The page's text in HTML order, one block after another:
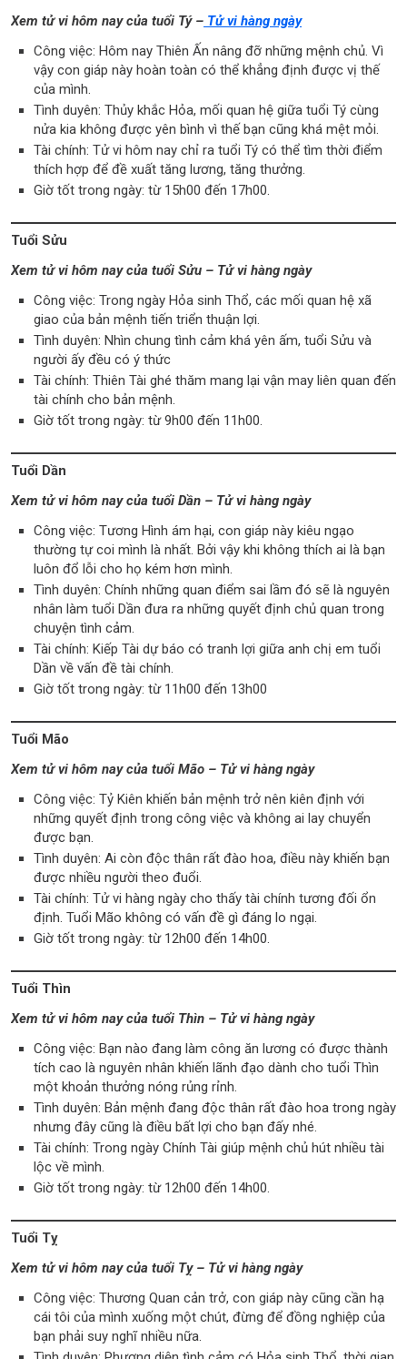
Xem tử vi hôm nay của tuổi Tý – Tử vi hàng ngày
Công việc: Hôm nay Thiên Ấn nâng đỡ những mệnh chủ. Vì
vậy con giáp này hoàn toàn có thể khẳng định được vị thế
của mình.
Tình duyên: Thủy khắc Hỏa, mối quan hệ giữa tuổi Tý cùng
nửa kia không được yên bình vì thế bạn cũng khá mệt mỏi.
Tài chính: Tử vi hôm nay chỉ ra tuổi Tý có thể tìm thời điểm
thích hợp để đề xuất tăng lương, tăng thưởng.
Giờ tốt trong ngày: từ 15h00 đến 17h00.
Tuổi Sửu
Xem tử vi hôm nay của tuổi Sửu – Tử vi hàng ngày
Công việc: Trong ngày Hỏa sinh Thổ, các mối quan hệ xã
giao của bản mệnh tiến triển thuận lợi.
Tình duyên: Nhìn chung tình cảm khá yên ấm, tuổi Sửu và
người ấy đều có ý thức
Tài chính: Thiên Tài ghé thăm mang lại vận may liên quan đến
tài chính cho bản mệnh.
Giờ tốt trong ngày: từ 9h00 đến 11h00.
Tuổi Dần
Xem tử vi hôm nay của tuổi Dần – Tử vi hàng ngày
Công việc: Tương Hình ám hại, con giáp này kiêu ngạo
thường tự coi mình là nhất. Bởi vậy khi không thích ai là bạn
luôn đổ lỗi cho họ kém hơn mình.
Tình duyên: Chính những quan điểm sai lầm đó sẽ là nguyên
nhân làm tuổi Dần đưa ra những quyết định chủ quan trong
chuyện tình cảm.
Tài chính: Kiếp Tài dự báo có tranh lợi giữa anh chị em tuổi
Dần về vấn đề tài chính.
Giờ tốt trong ngày: từ 11h00 đến 13h00
Tuổi Mão
Xem tử vi hôm nay của tuổi Mão – Tử vi hàng ngày
Công việc: Tỷ Kiên khiến bản mệnh trở nên kiên định với
những quyết định trong công việc và không ai lay chuyển
được bạn.
Tình duyên: Ai còn độc thân rất đào hoa, điều này khiến bạn
được nhiều người theo đuổi.
Tài chính: Tử vi hàng ngày cho thấy tài chính tương đối ổn
định. Tuổi Mão không có vấn đề gì đáng lo ngại.
Giờ tốt trong ngày: từ 12h00 đến 14h00.
Tuổi Thìn
Xem tử vi hôm nay của tuổi Thìn – Tử vi hàng ngày
Công việc: Bạn nào đang làm công ăn lương có được thành
tích cao là nguyên nhân khiến lãnh đạo dành cho tuổi Thìn
một khoản thưởng nóng rủng rỉnh.
Tình duyên: Bản mệnh đang độc thân rất đào hoa trong ngày
nhưng đây cũng là điều bất lợi cho bạn đấy nhé.
Tài chính: Trong ngày Chính Tài giúp mệnh chủ hút nhiều tài
lộc về mình.
Giờ tốt trong ngày: từ 12h00 đến 14h00.
Tuổi Tỵ
Xem tử vi hôm nay của tuổi Tỵ – Tử vi hàng ngày
Công việc: Thương Quan cản trở, con giáp này cũng cần hạ
cái tôi của mình xuống một chút, đừng để đồng nghiệp của
bạn phải suy nghĩ nhiều nữa.